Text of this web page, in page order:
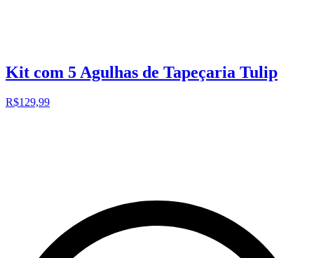
Kit com 5 Agulhas de Tapeçaria Tulip
R$129,99